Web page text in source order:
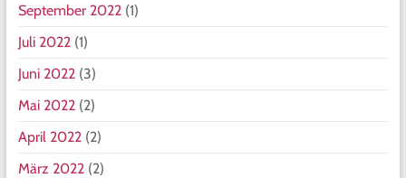
September 2022(1)
Juli 2022(1)
Juni 2022(3)
Mai 2022(2)
April 2022(2)
März 2022(2)